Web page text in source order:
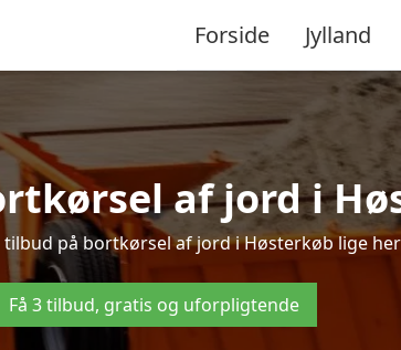
Forside Jylland
af jord i
på bortkørsel af jord i Høsterkøb lige
Få 3 tilbud, gratis og uforpligtende